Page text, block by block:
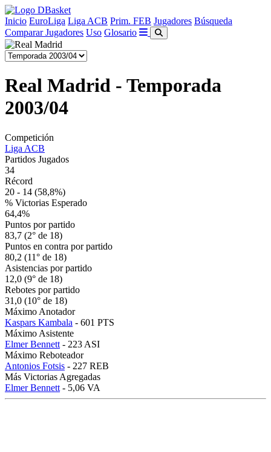
Inicio EuroLiga Liga ACB Prim. FEB Jugadores Búsqueda
Comparar Jugadores Uso Glosario
Real Madrid - Temporada
2003/04
Competición
Liga ACB
Partidos Jugados
34
Récord
20 - 14 (58,8%)
% Victorias Esperado
64,4%
Puntos por partido
83,7 (2° de 18)
Puntos en contra por partido
80,2 (11° de 18)
Asistencias por partido
12,0 (9° de 18)
Rebotes por partido
31,0 (10° de 18)
Máximo Anotador
Kaspars Kambala - 601 PTS
Máximo Asistente
Elmer Bennett - 223 ASI
Máximo Reboteador
Antonios Fotsis - 227 REB
Más Victorias Agregadas
Elmer Bennett - 5,06 VA